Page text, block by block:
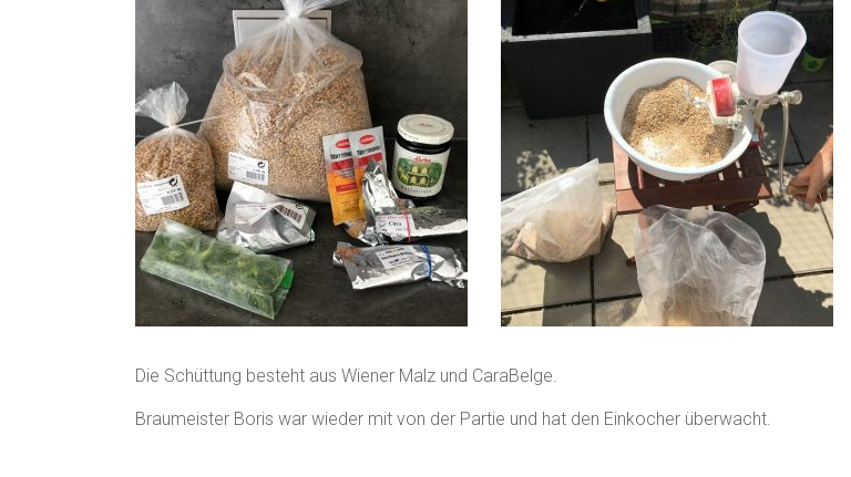
Die Schüttung besteht aus Wiener Malz und CaraBelge.
Braumeister Boris war wieder mit von der Partie und hat den Einkocher überwacht.